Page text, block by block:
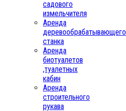
садового
измельчителя
Аренда
деревообрабатывающего
станка
Аренда
биотуалетов
,туалетных
кабин
Аренда
строительного
рукава